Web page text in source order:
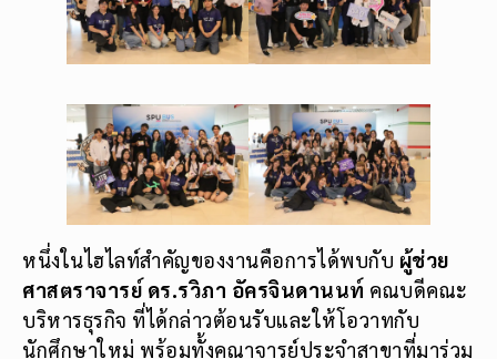
หนึ่งในไฮไลท์สำคัญของงานคือการได้พบกับ ผู้ช่วย
ศาสตราจารย์ ดร.รวิภา อัครจินดานนท์ คณบดีคณะ
บริหารธุรกิจ ที่ได้กล่าวต้อนรับและให้โอวาทกับ
นักศึกษาใหม่ พร้อมทั้งคณาจารย์ประจำสาขาที่มาร่วม